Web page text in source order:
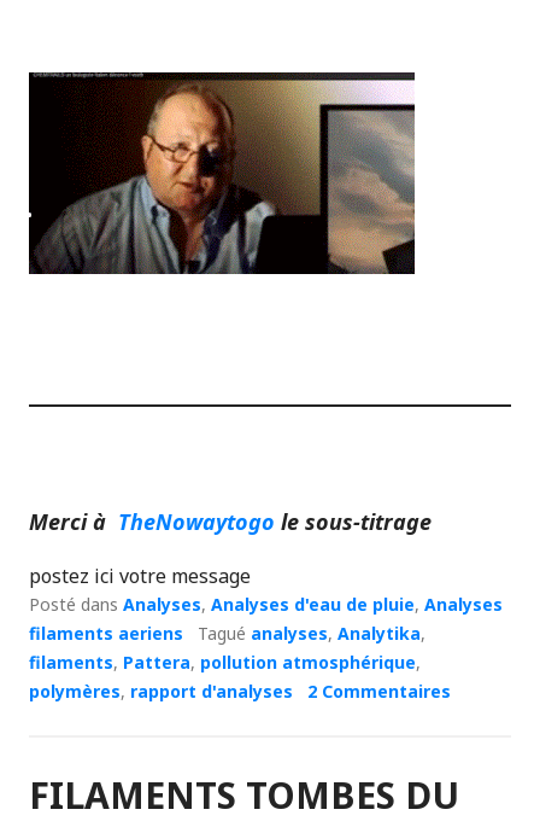
Merci à TheNowaytogo le sous-titrage
postez ici votre message
Posté dans Analyses, Analyses d'eau de pluie, Analyses
filaments aeriens
Tagué analyses, Analytika,
filaments, Pattera, pollution atmosphérique,
polymères, rapport d'analyses 2 Commentaires
FILAMENTS TOMBES DU